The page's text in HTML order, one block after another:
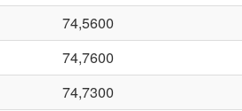
74,5600
74,7600
74,7300